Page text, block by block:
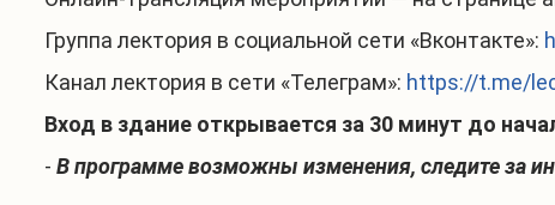
Группа лектория в социальной сети «Вконтакте»:
Канал лектория в сети «Телеграм»: https://t.me/
Вход в здание открывается за 30 минут до
- В программе возможны изменения, следите за